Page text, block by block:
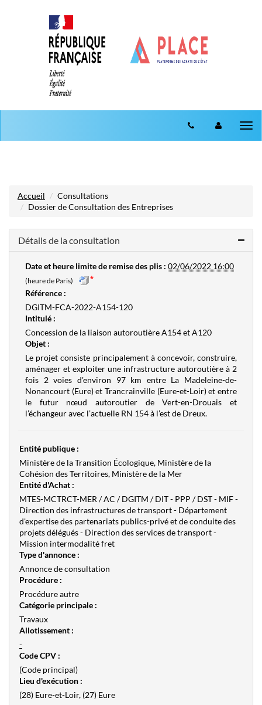
Accueil
Consultations
Dossier de Consultation des Entreprises
Détails de la consultation
Date et heure limite de remise des plis : 02/06/2022 16:00
(heure de Paris)
Référence :
DGITM-FCA-2022-A154-120
Intitulé :
Concession de la liaison autoroutière A154 et A120
Objet :
Le projet consiste principalement à concevoir, construire,
aménager et exploiter une infrastructure autoroutière à 2
fois 2 voies d'environ 97 km entre La Madeleine-de-
Nonancourt (Eure) et Trancrainville (Eure-et-Loir) et entre
le futur nœud autoroutier de Vert-en-Drouais et
l’échangeur avec l’actuelle RN 154 à l’est de Dreux.
Entité publique :
Ministère de la Transition Écologique, Ministère de la
Cohésion des Territoires, Ministère de la Mer
Entité d'Achat :
MTES-MCTRCT-MER / AC / DGITM / DIT - PPP / DST - MIF -
Direction des infrastructures de transport - Département
d'expertise des partenariats publics-privé et de conduite des
projets délégués - Direction des services de transport -
Mission intermodalité fret
Type d'annonce :
Annonce de consultation
Procédure :
Procédure autre
Catégorie principale :
Travaux
Allotissement :
-
Code CPV :
(Code principal)
Lieu d'exécution :
(28) Eure-et-Loir, (27) Eure